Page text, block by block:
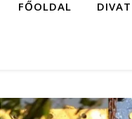
FŐOLDAL DIVAT